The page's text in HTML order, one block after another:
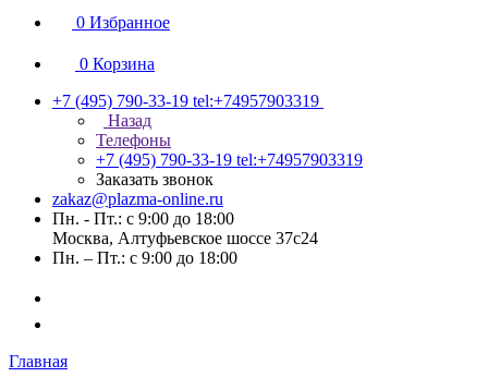
0 Избранное
0 Корзина
+7 (495) 790-33-19 tel:+74957903319
Назад
Телефоны
+7 (495) 790-33-19 tel:+74957903319
Заказать звонок
zakaz@plazma-online.ru
Пн. - Пт.: с 9:00 до 18:00
Москва, Алтуфьевское шоссе 37с24
Пн. – Пт.: с 9:00 до 18:00
Главная